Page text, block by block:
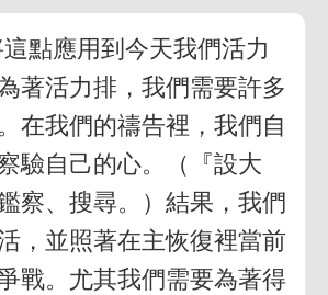
點應用到今天我們活力
著活力排，我們需要許多
在我們的禱告裡，我們自
驗自己的心。（『設大
察、搜尋。）結果，我們
，並照著在主恢復裡當前
戰。尤其我們需要為著得